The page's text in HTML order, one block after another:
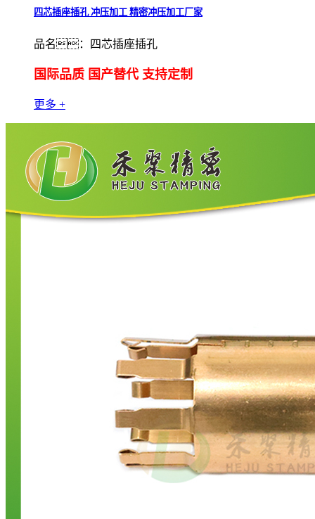
四芯插座插孔 冲压加工 精密冲压加工厂家
品名：四芯插座插孔
国际品质 国产替代 支持定制
更多 +